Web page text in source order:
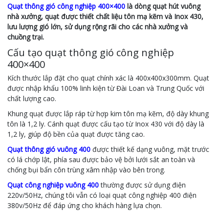
Quạt thông gió công nghiệp 400×400 là dòng quạt hút vuông
nhà xưởng, quạt được thiết chất liệu tôn mạ kẽm và Inox 430,
lưu lượng gió lớn, sử dụng rộng rãi cho các nhà xưởng và
chuồng trại.
Cấu tạo quạt thông gió công nghiệp
400×400
Kích thước lắp đặt cho quạt chính xác là 400x400x300mm. Quạt
được nhập khẩu 100% linh kiện từ Đài Loan và Trung Quốc với
chất lượng cao.
Khung quạt được lắp ráp từ hợp kim tôn mạ kẽm, độ dày khung
tôn là 1,2 ly. Cánh quạt được cấu tạo từ Inox 430 với độ dày là
1,2 ly, giúp độ bền của quạt được tăng cao.
Quạt thông gió vuông 400 được thiết kế dạng vuông, mặt trước
có lá chớp lật, phía sau được bảo vệ bởi lưới sắt an toàn và
chống bụi bẩn côn trùng xâm nhập vào bên trong.
Quạt công nghiệp vuông 400thường được sử dụng điện
220v/50Hz, chúng tôi vẫn có loại quạt công nghiệp 400 điện
380v/50Hz để đáp ứng cho khách hàng lựa chọn.